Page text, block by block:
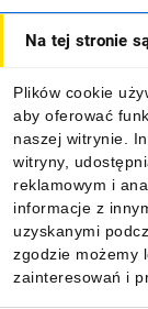
Na tej stronie
Plików cookie
aby oferować
naszej witrynie.
witryny,
reklamowym i
informacje z
uzyskanymi
zgodzie możemy
zainteresowań i
Informacje